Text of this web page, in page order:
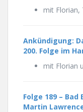
mit Florian,
Ankündigung:
200. Folge im
mit Florian
Folge 189 –
Martin